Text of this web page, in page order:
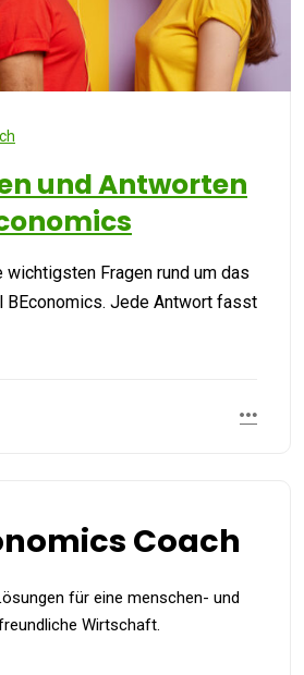
und Antworten
Fragen rund um das
Jede Antwort fasst
Coach
für eine menschen- und
Wirtschaft.